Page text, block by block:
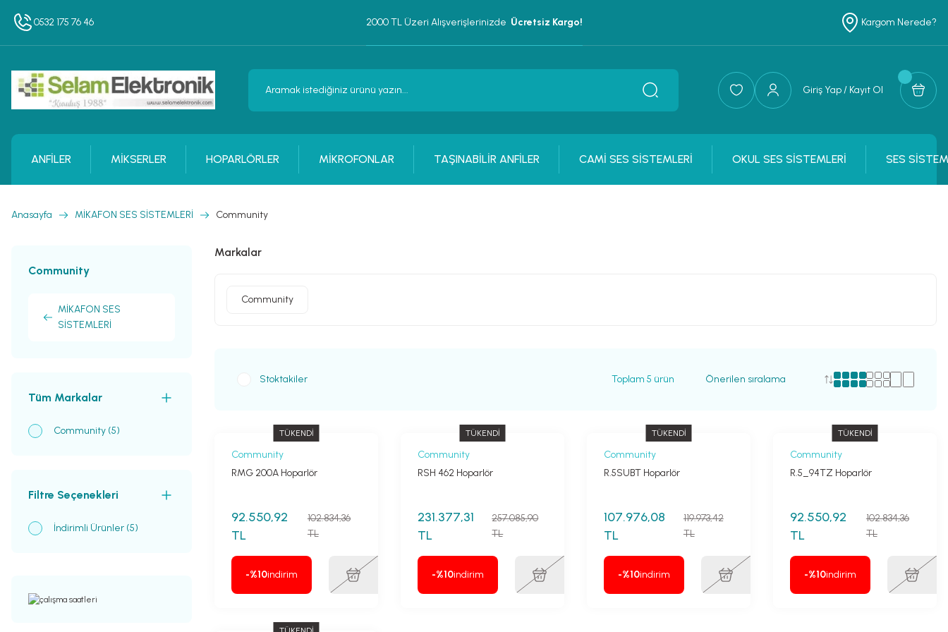
0532 175 76 46 2000 TL Üzeri Alışverişlerinizde Ücretsiz Kargo! Kargom Nerede?
Giriş Yap / Kayıt Ol
ANFİLER MİKSERLER HOPARLÖRLER MİKROFONLAR TAŞINABİLİR ANFİLER CAMİ SES SİSTEMLERİ OKUL SES SİSTEMLERİ SES
Anasayfa MİKAFON SES SİSTEMLERİ Community
Community
MİKAFON SES
SİSTEMLERİ
Tüm Markalar
Community (5)
Filtre Seçenekleri
İndirimli Ürünler (5)
Markalar
Community
Stoktakiler Toplam 5 ürün
TÜKENDİ
Community
RMG 200A Hoparlör
92.550,92
TL
102.834,36
TL
-%10indirim
TÜKENDİ
Community
RSH 462 Hoparlör
231.377,31
TL
257.085,90
TL
-%10indirim
TÜKENDİ
Community
R.5SUBT Hoparlör
107.976,08
TL
119.973,42
TL
-%10indirim
TÜKENDİ
Community
R.5_94TZ Hoparlör
92.550,92
TL
102.834,36
TL
-%10indirim